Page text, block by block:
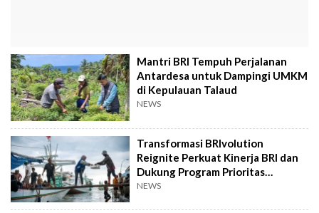
Mantri BRI Tempuh Perjalanan
Antardesa untuk Dampingi UMKM
di Kepulauan Talaud
NEWS
Transformasi BRIvolution
Reignite Perkuat Kinerja BRI dan
Dukung Program Prioritas
Pemerintah
NEWS